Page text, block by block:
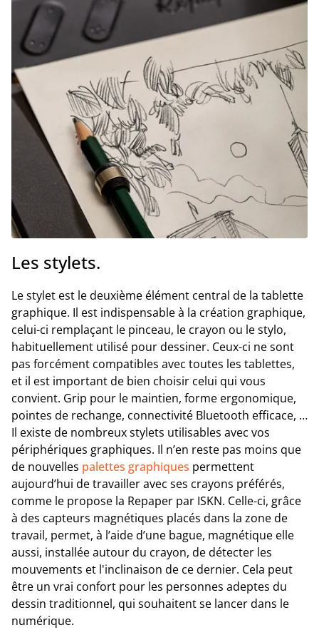
Les stylets.
Le stylet est le deuxième élément central de la tablette
graphique. Il est indispensable à la création graphique,
celui-ci remplaçant le pinceau, le crayon ou le stylo,
habituellement utilisé pour dessiner. Ceux-ci ne sont
pas forcément compatibles avec toutes les tablettes,
et il est important de bien choisir celui qui vous
convient. Grip pour le maintien, forme ergonomique,
pointes de rechange, connectivité Bluetooth efficace, …
Il existe de nombreux stylets utilisables avec vos
périphériques graphiques. Il n’en reste pas moins que
de nouvelles palettes graphiques permettent
aujourd’hui de travailler avec ses crayons préférés,
comme le propose la Repaper par ISKN. Celle-ci, grâce
à des capteurs magnétiques placés dans la zone de
travail, permet, à l’aide d’une bague, magnétique elle
aussi, installée autour du crayon, de détecter les
mouvements et l'inclinaison de ce dernier. Cela peut
être un vrai confort pour les personnes adeptes du
dessin traditionnel, qui souhaitent se lancer dans le
numérique.